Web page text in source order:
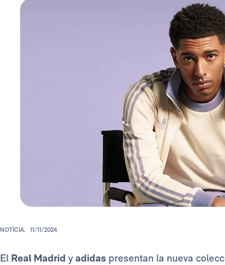
NOTICIA. 11/11/2024
El Real Madrid y adidas presentan la nueva